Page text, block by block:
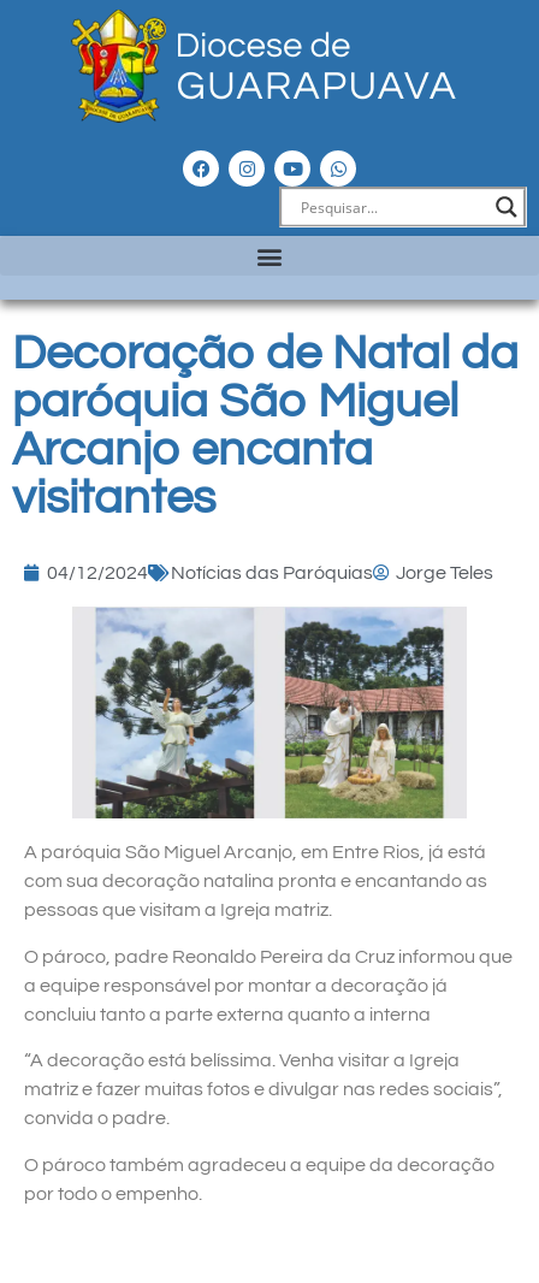
Decoração de Natal da
paróquia São Miguel
Arcanjo encanta
visitantes
04/12/2024 Notícias das Paróquias Jorge Teles
A paróquia São Miguel Arcanjo, em Entre Rios, já está
com sua decoração natalina pronta e encantando as
pessoas que visitam a Igreja matriz.
O pároco, padre Reonaldo Pereira da Cruz informou que
a equipe responsável por montar a decoração já
concluiu tanto a parte externa quanto a interna
“A decoração está belíssima. Venha visitar a Igreja
matriz e fazer muitas fotos e divulgar nas redes sociais”,
convida o padre.
O pároco também agradeceu a equipe da decoração
por todo o empenho.